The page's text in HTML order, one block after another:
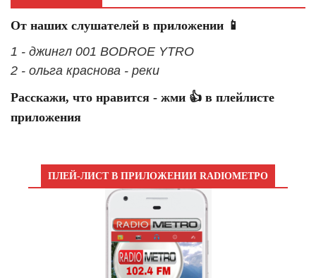
От наших слушателей в приложении 📱
1 - джингл 001 BODROE YTRO
2 - ольга краснова - реки
Расскажи, что нравится - жми 👍 в плейлисте
приложения
ПЛЕЙ-ЛИСТ В ПРИЛОЖЕНИИ RADIOМЕТРО